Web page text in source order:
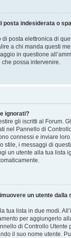
posta indesiderata o
posta elettronica di
a chi manda questi
in questione
che possa intervenire.
ignorati?
gli iscritti al Forum.
nel Pannello di
connessi e inviare loro
stile, i messaggi di
un utente alla tua lista
un utente dalla
tua lista in due modi.
per aggiungerlo
di Controllo Utente
il suo nome utente.